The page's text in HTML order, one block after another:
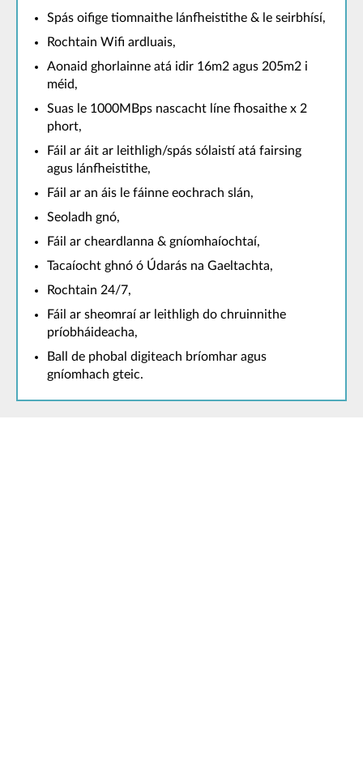
Spás oifige tiomnaithe lánfheistithe & le seirbhísí,
Rochtain Wifi ardluais,
Aonaid ghorlainne atá idir 16m2 agus 205m2 i
méid,
Suas le 1000MBps nascacht líne fhosaithe x 2
phort,
Fáil ar áit ar leithligh/spás sólaistí atá fairsing
agus lánfheistithe,
Fáil ar an áis le fáinne eochrach slán,
Seoladh gnó,
Fáil ar cheardlanna & gníomhaíochtaí,
Tacaíocht ghnó ó Údarás na Gaeltachta,
Rochtain 24/7,
Fáil ar sheomraí ar leithligh do chruinnithe
príobháideacha,
Ball de phobal digiteach bríomhar agus
gníomhach gteic.